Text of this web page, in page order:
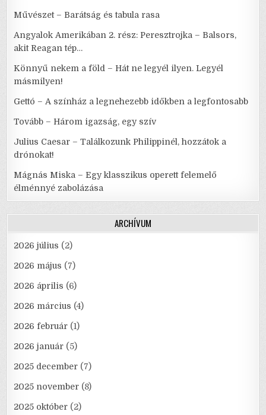
Művészet – Barátság és tabula rasa
Angyalok Amerikában 2. rész: Peresztrojka – Balsors,
akit Reagan tép…
Könnyű nekem a föld – Hát ne legyél ilyen. Legyél
másmilyen!
Gettó – A színház a legnehezebb időkben a legfontosabb
Tovább – Három igazság, egy szív
Julius Caesar – Találkozunk Philippinél, hozzátok a
drónokat!
Mágnás Miska – Egy klasszikus operett felemelő
élménnyé zabolázása
ARCHÍVUM
2026 július (2)
2026 május (7)
2026 április (6)
2026 március (4)
2026 február (1)
2026 január (5)
2025 december (7)
2025 november (8)
2025 október (2)